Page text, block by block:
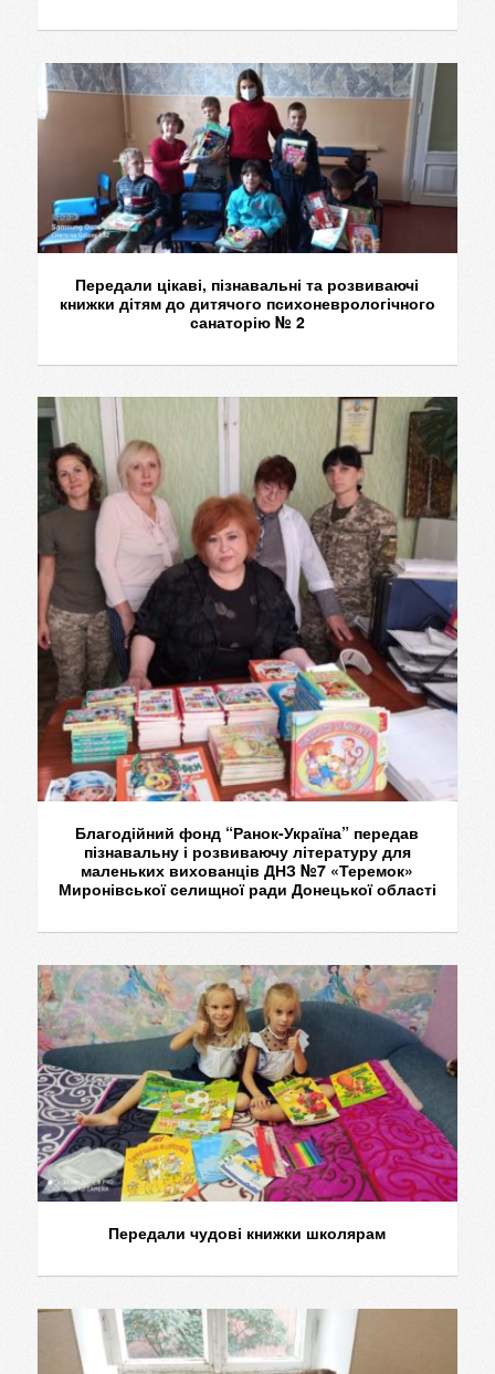
Передали цікаві, пізнавальні та розвиваючі
книжки дітям до дитячого психоневрологічного
санаторію № 2
Благодійний фонд “Ранок-Україна” передав
пізнавальну і розвиваючу літературу для
маленьких вихованців ДНЗ №7 «Теремок»
Миронівської селищної ради Донецької області
Передали чудові книжки школярам